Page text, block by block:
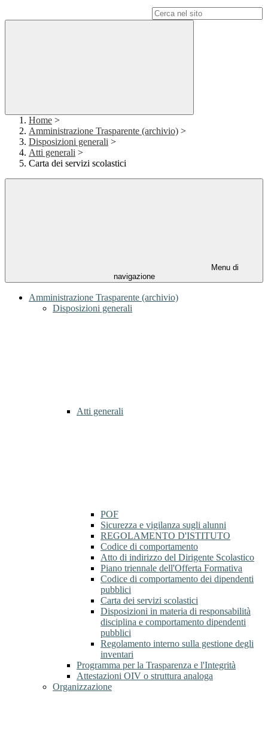
Home >
Amministrazione Trasparente (archivio) >
Disposizioni generali >
Atti generali >
Carta dei servizi scolastici
Menu di
navigazione
Amministrazione Trasparente (archivio)
Disposizioni generali
Atti generali
POF
Sicurezza e vigilanza sugli alunni
REGOLAMENTO D'ISTITUTO
Codice di comportamento
Atto di indirizzo del Dirigente Scolastico
Piano triennale dell'Offerta Formativa
Codice di comportamento dei dipendenti
pubblici
Carta dei servizi scolastici
Disposizioni in materia di responsabilità
disciplina e comportamento dipendenti
pubblici
Regolamento interno sulla gestione degli
inventari
Programma per la Trasparenza e l'Integrità
Attestazioni OIV o struttura analoga
Organizzazione